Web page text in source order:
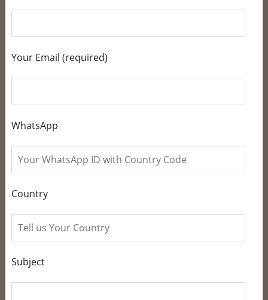
Your Email (required)
WhatsApp
Country
Subject